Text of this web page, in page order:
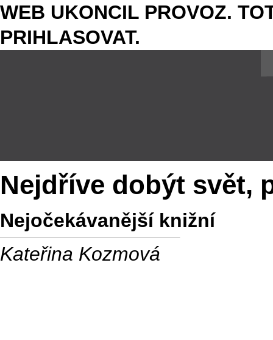
WEB UKONCIL PROVOZ.
PRIHLASOVAT.
Nejdříve dobýt svět,
Nejočekávanější knižní
Kateřina Kozmová